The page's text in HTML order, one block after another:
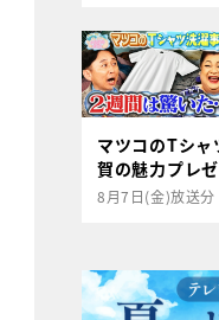
マツコのTシ
賀の魅力プレ
8月7日(金)放送分